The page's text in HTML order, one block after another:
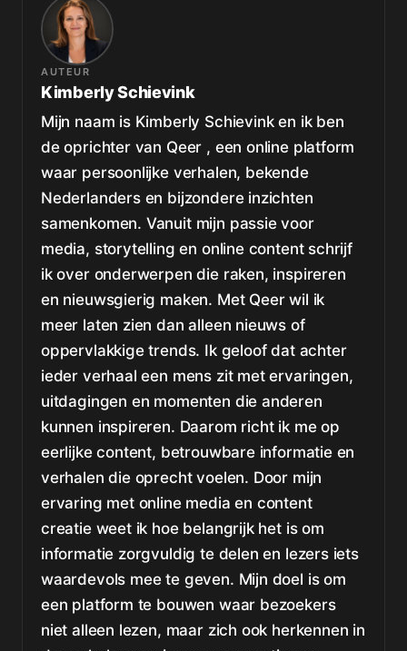
AUTEUR
Kimberly Schievink
Mijn naam is Kimberly Schievink en ik ben
de oprichter van Qeer , een online platform
waar persoonlijke verhalen, bekende
Nederlanders en bijzondere inzichten
samenkomen. Vanuit mijn passie voor
media, storytelling en online content schrijf
ik over onderwerpen die raken, inspireren
en nieuwsgierig maken. Met Qeer wil ik
meer laten zien dan alleen nieuws of
oppervlakkige trends. Ik geloof dat achter
ieder verhaal een mens zit met ervaringen,
uitdagingen en momenten die anderen
kunnen inspireren. Daarom richt ik me op
eerlijke content, betrouwbare informatie en
verhalen die oprecht voelen. Door mijn
ervaring met online media en content
creatie weet ik hoe belangrijk het is om
informatie zorgvuldig te delen en lezers iets
waardevols mee te geven. Mijn doel is om
een platform te bouwen waar bezoekers
niet alleen lezen, maar zich ook herkennen in